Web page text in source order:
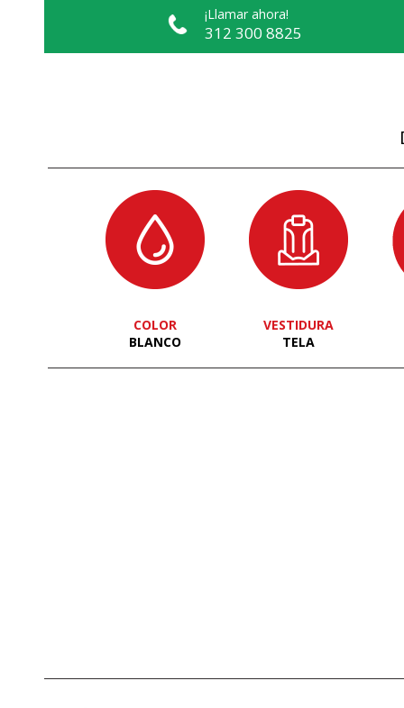
¡Llamar ahora!
312 300 8825
COLOR
BLANCO
VESTIDURA
TELA